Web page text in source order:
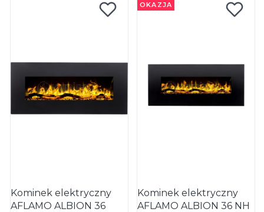
Kominek elektryczny
AFLAMO ALBION 36
OKAZJA
Kominek elektryczny
AFLAMO ALBION 36 NH